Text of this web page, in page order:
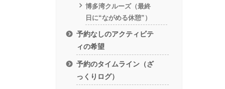
博多湾クルーズ（最終
日に“ながめる休憩”）
予約なしのアクティビテ
ィの希望
予約のタイムライン（ざ
っくりログ）